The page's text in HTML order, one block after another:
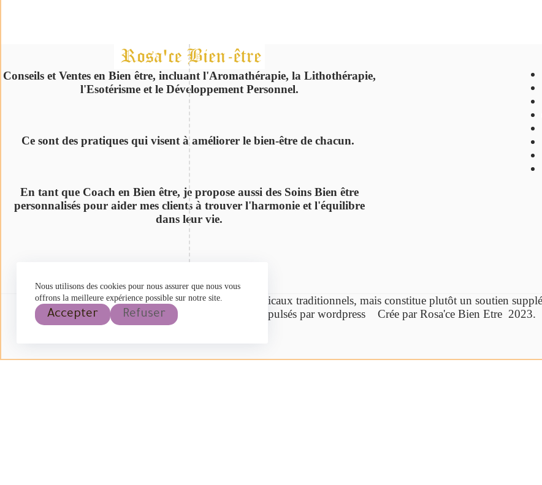
Nous utilisons des cookies pour nous assurer que nous vous
offrons la meilleure expérience possible sur notre site.
Accepter Refuser
Conseils et Ventes en Bien être, incluant l'Aromathérapie, la Lithothérapie,
l'Esotérisme et le Développement Personnel.
Ce sont des pratiques qui visent à améliorer le bien-être de chacun.
En tant que Coach en Bien être, je propose aussi des Soins Bien être
personnalisés pour aider mes clients à trouver l'harmonie et l'équilibre
dans leur vie.
La lithothérapie ne remplace pas les traitements médicaux traditionnels, mais constitue plutôt un soutien
Propulsés par wordpress Crée par Rosa'ce Bien Etre 2023.